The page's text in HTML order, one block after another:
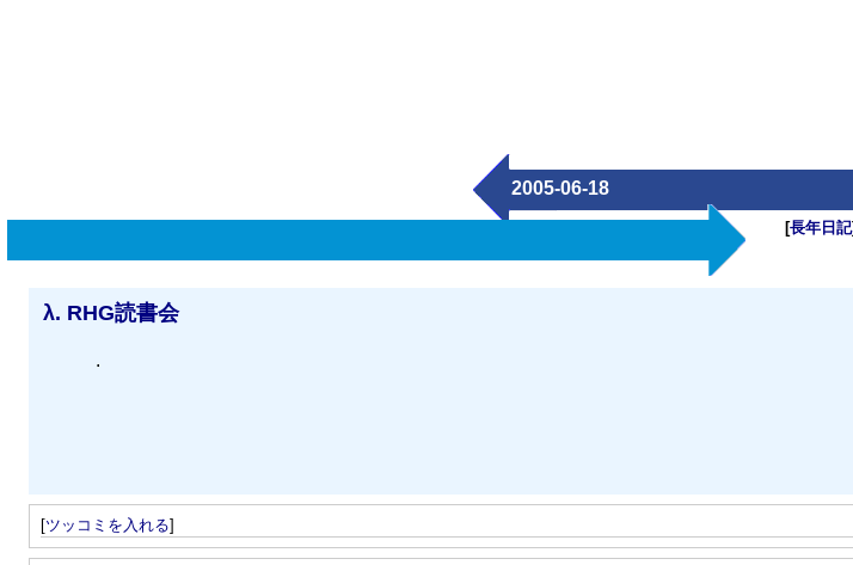
2005-06-18
[長年日記]
λ. RHG読書会
.
[ツッコミを入れる]